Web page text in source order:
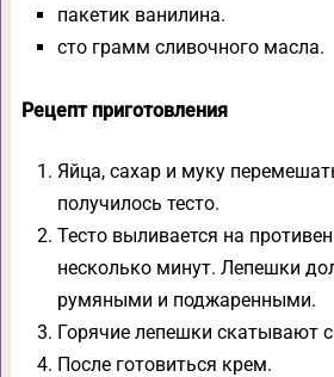
пакетик ванилина.
сто грамм сливочного масла.
Рецепт приготовления
Яйца, сахар и муку
получилось тесто.
Тесто выливается на
несколько минут. Лепешки
румяными и поджаренными.
Горячие лепешки скатывают
После готовиться крем.